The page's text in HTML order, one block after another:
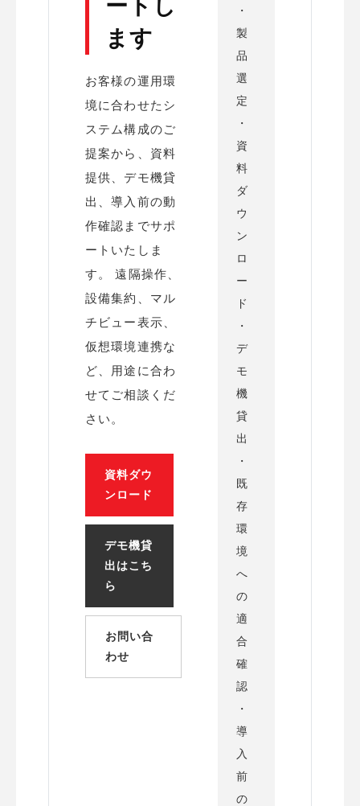
ートし
ます
お客様の運用環
境に合わせたシ
ステム構成のご
提案から、資料
提供、デモ機貸
出、導入前の動
作確認までサポ
ートいたしま
す。 遠隔操作、
設備集約、マル
チビュー表示、
仮想環境連携な
ど、用途に合わ
せてご相談くだ
さい。
資料ダウ
ンロード
デモ機貸
出はこち
ら
お問い合
わせ
・
製
品
選
定
・
資
料
ダ
ウ
ン
ロ
ー
ド
・
デ
モ
機
貸
出
・
既
存
環
境
へ
の
適
合
確
認
・
導
入
前
の